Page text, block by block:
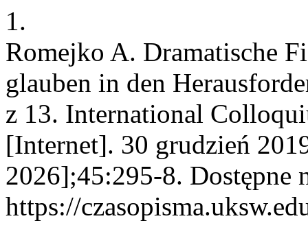
1.
Romejko A. Dramatische
glauben in den
z 13. International
[Internet]. 30 grudzień
2026];45:295-8. Dostępne
https://